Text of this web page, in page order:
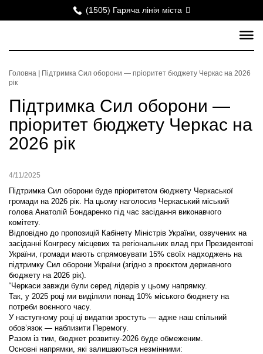
(1505) Гаряча лінія міста
Головна
Підтримка Сил оборони — пріоритет бюджету Черкас на 2026
рік
Підтримка Сил оборони —
пріоритет бюджету Черкас на
2026 рік
4/11/2025
Підтримка Сил оборони буде пріоритетом бюджету Черкаської
громади на 2026 рік. На цьому наголосив Черкаський міський
голова Анатолій Бондаренко під час засідання виконавчого
комітету.
Відповідно до пропозицій Кабінету Міністрів України, озвучених на
засіданні Конгресу місцевих та регіональних влад при Президентові
України, громади мають спрямовувати 15% своїх надходжень на
підтримку Сил оборони України (згідно з проєктом державного
бюджету на 2026 рік).
“Черкаси завжди були серед лідерів у цьому напрямку.
Так, у 2025 році ми виділили понад 10% міського бюджету на
потреби воєнного часу.
У наступному році ці видатки зростуть — адже наш спільний
обов’язок — наблизити Перемогу.
Разом із тим, бюджет розвитку-2026 буде обмеженим.
Основні напрямки, які залишаються незмінними: